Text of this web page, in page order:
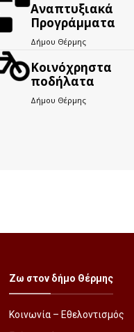
Αναπτυξιακά
Προγράμματα
Δήμου Θέρμης
Kοινόχρηστα
ποδήλατα
Δήμου Θέρμης
Ζω στον δήμο Θέρμης
Κοινωνία – Εθελοντισμός